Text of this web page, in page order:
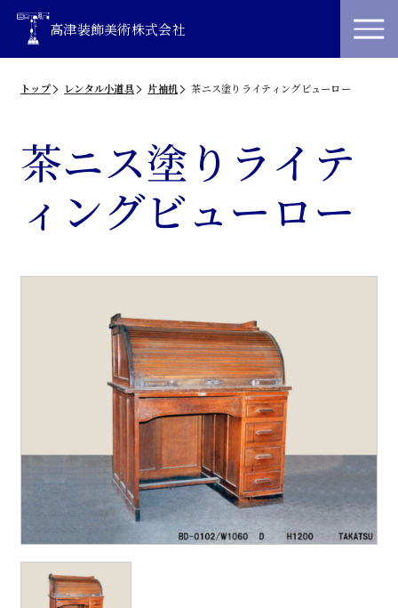
高津装飾美術株式会社
トップ レンタル小道具 片袖机 茶ニス塗りライティングビューロー
茶ニス塗りライテ
ィングビューロー